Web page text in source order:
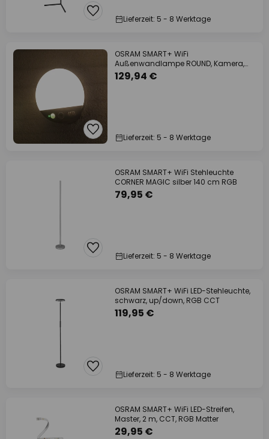
Lieferzeit: 5 - 8 Werktage
OSRAM SMART+ WiFi
Außenwandlampe ROUND, Kamera,
Sensor, grau
129,94 €
Lieferzeit: 5 - 8 Werktage
OSRAM SMART+ WiFi Stehleuchte
CORNER MAGIC silber 140 cm RGB
79,95 €
Lieferzeit: 5 - 8 Werktage
OSRAM SMART+ WiFi LED-Stehleuchte,
schwarz, up/down, RGB CCT
119,95 €
Lieferzeit: 5 - 8 Werktage
OSRAM SMART+ WiFi LED-Streifen,
Master, 2 m, CCT, RGB Matter
29,95 €